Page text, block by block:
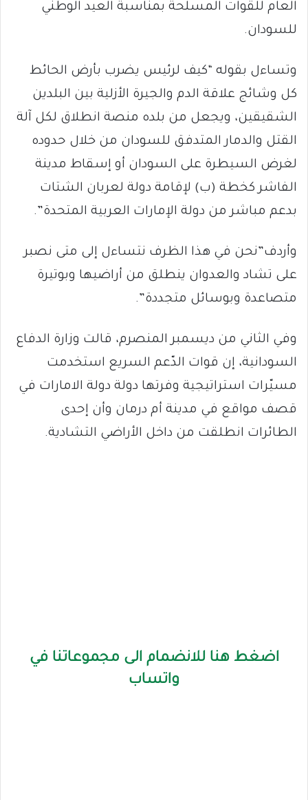
العام للقوات المسلحة بمناسبة العيد الوطني
للسودان.
وتساءل بقوله “كيف لرئيس يضرب بأرض الحائط
كل وشائج علاقة الدم والجيرة الأزلية بين البلدين
الشقيقين، ويجعل من بلده منصة انطلاق لكل آلة
القتل والدمار المتدفق للسودان من خلال حدوده
لغرض السيطرة على السودان أو إسقاط مدينة
الفاشر كخطة (ب) لإقامة دولة لعربان الشتات
بدعم مباشر من دولة الإمارات العربية المتحدة”.
وأردف”نحن في هذا الظرف نتساءل إلى متى نصبر
على تشاد والعدوان ينطلق من أراضيها وبوتيرة
متصاعدة وبوسائل متجددة”.
وفي الثاني من ديسمبر المنصرم، قالت وزارة الدفاع
السودانية، إن قوات الدّعم السريع استخدمت
مسيّرات استراتيجية وفرتها دولة دولة الامارات في
قصف مواقع في مدينة أم درمان وأن إحدى
الطائرات انطلقت من داخل الأراضي التشادية.
اضغط هنا للانضمام الى مجموعاتنا في
واتساب